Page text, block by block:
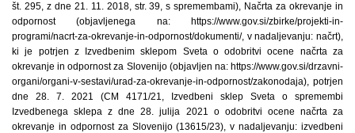
št. 295, z dne 21. 11. 2018, str. 39, s spremembami), Načrta za okrevanje in
odpornost (objavljenega na: https://www.gov.si/zbirke/projekti-in-
programi/nacrt-za-okrevanje-in-odpornost/dokumenti/, v nadaljevanju: načrt),
ki je potrjen z Izvedbenim sklepom Sveta o odobritvi ocene načrta za
okrevanje in odpornost za Slovenijo (objavljen na: https://www.gov.si/drzavni-
organi/organi-v-sestavi/urad-za-okrevanje-in-odpornost/zakonodaja), potrjen
dne 28. 7. 2021 (CM 4171/21, Izvedbeni sklep Sveta o spremembi
Izvedbenega sklepa z dne 28. julija 2021 o odobritvi ocene načrta za
okrevanje in odpornost za Slovenijo (13615/23), v nadaljevanju: izvedbeni